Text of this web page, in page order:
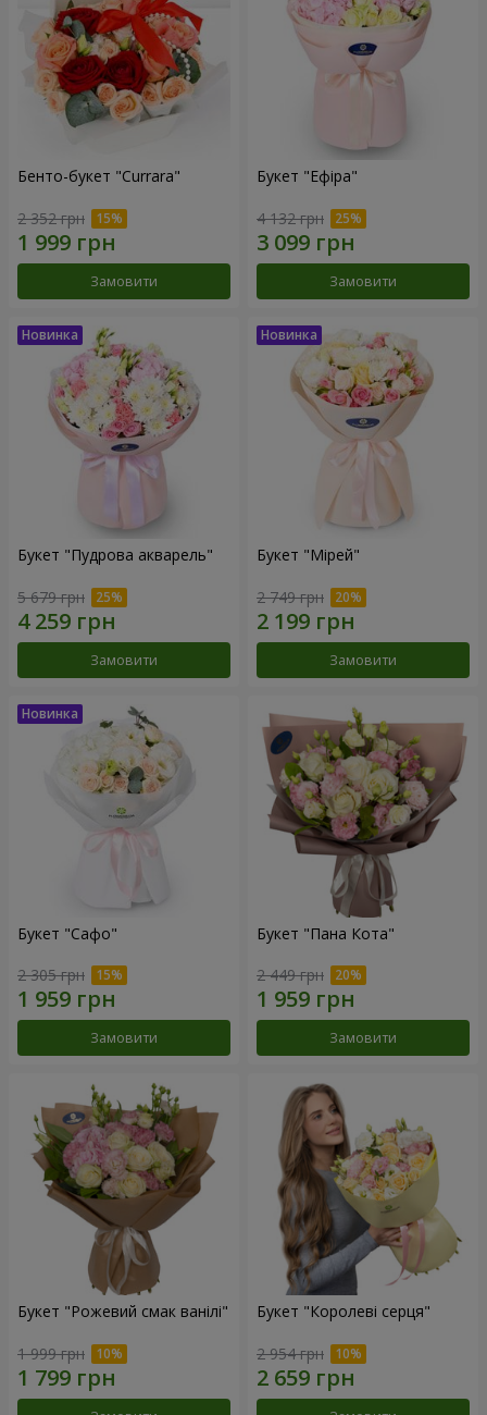
Бенто-букет "Currara"
2 352 грн
Замовити
Букет "Ефіра"
4 132 грн
Замовити
Букет "Пудрова акварель"
5 679 грн
Замовити
Букет "Мірей"
2 749 грн
Замовити
Букет "Сафо"
2 305 грн
Замовити
Букет "Пана Кота"
2 449 грн
Замовити
Букет "Рожевий смак ванілі"
1 999 грн
Букет "Королеві серця"
2 954 грн